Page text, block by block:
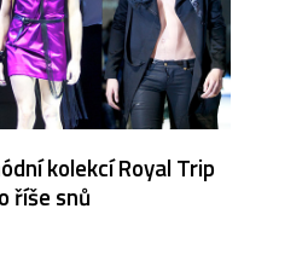
kolekcí Royal Trip
říše snů